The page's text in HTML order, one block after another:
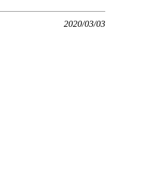
2020/03/03